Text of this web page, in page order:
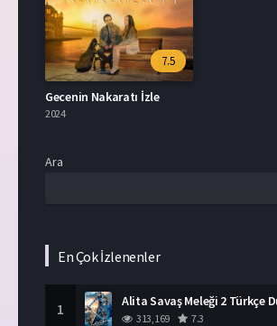
7.5
Gecenin Nakaratı İzle
2024
Ara
En Çok İzlenenler
1
313,169 7.3